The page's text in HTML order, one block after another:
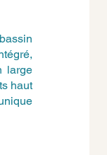
large
haut